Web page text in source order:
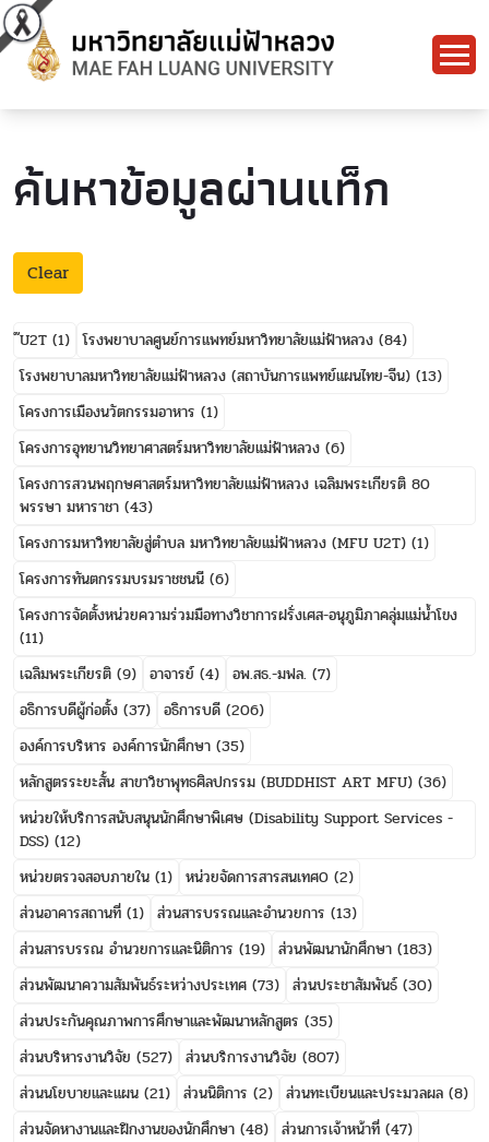
ค้นหาข้อมูลผ่านแท็ก
Clear
๊U2T (1) โรงพยาบาลศูนย์การแพทย์มหาวิทยาลัยแม่ฟ้าหลวง (84)
โรงพยาบาลมหาวิทยาลัยแม่ฟ้าหลวง (สถาบันการแพทย์แผนไทย-จีน) (13)
โครงการเมืองนวัตกรรมอาหาร (1)
โครงการอุทยานวิทยาศาสตร์มหาวิทยาลัยแม่ฟ้าหลวง (6)
โครงการสวนพฤกษศาสตร์มหาวิทยาลัยแม่ฟ้าหลวง เฉลิมพระเกียรติ 80
พรรษา มหาราชา (43)
โครงการมหาวิทยาลัยสู่ตำบล มหาวิทยาลัยแม่ฟ้าหลวง (MFU U2T) (1)
โครงการทันตกรรมบรมราชชนนี (6)
โครงการจัดตั้งหน่วยความร่วมมือทางวิชาการฝรั่งเศส-อนุภูมิภาคลุ่มแม่น้ำโขง
(11)
เฉลิมพระเกียรติ (9) อาจารย์ (4) อพ.สธ.-มฟล. (7)
อธิการบดีผู้ก่อตั้ง (37) อธิการบดี (206)
องค์การบริหาร องค์การนักศึกษา (35)
หลักสูตรระยะสั้น สาขาวิชาพุทธศิลปกรรม (BUDDHIST ART MFU) (36)
หน่วยให้บริการสนับสนุนนักศึกษาพิเศษ (Disability Support Services -
DSS) (12)
หน่วยตรวจสอบภายใน (1) หน่วยจัดการสารสนเทศ0 (2)
ส่วนอาคารสถานที่ (1) ส่วนสารบรรณและอำนวยการ (13)
ส่วนสารบรรณ อำนวยการและนิติการ (19) ส่วนพัฒนานักศึกษา (183)
ส่วนพัฒนาความสัมพันธ์ระหว่างประเทศ (73) ส่วนประชาสัมพันธ์ (30)
ส่วนประกันคุณภาพการศึกษาและพัฒนาหลักสูตร (35)
ส่วนบริหารงานวิจัย (527) ส่วนบริการงานวิจัย (807)
ส่วนนโยบายและแผน (21) ส่วนนิติการ (2) ส่วนทะเบียนและประมวลผล (8)
ส่วนจัดหางานและฝึกงานของนักศึกษา (48) ส่วนการเจ้าหน้าที่ (47)